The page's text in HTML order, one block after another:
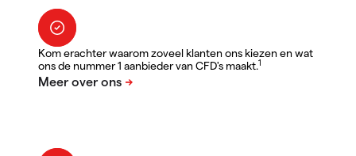
Kom erachter waarom zoveel klanten ons kiezen en wat
ons de nummer 1 aanbieder van CFD's maakt.1